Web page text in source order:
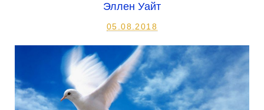
Эллен Уайт
05.08.2018